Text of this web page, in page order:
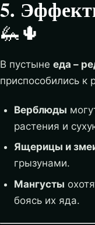
5.
🦗🌵
В пустыне еда –
приспособились
Верблюды
растения и
Ящерицы и
грызунами.
Мангусты
боясь их яда.